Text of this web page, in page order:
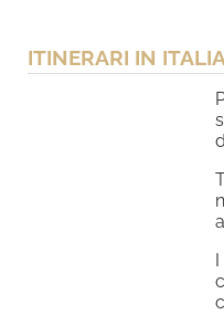
ITINERARI IN